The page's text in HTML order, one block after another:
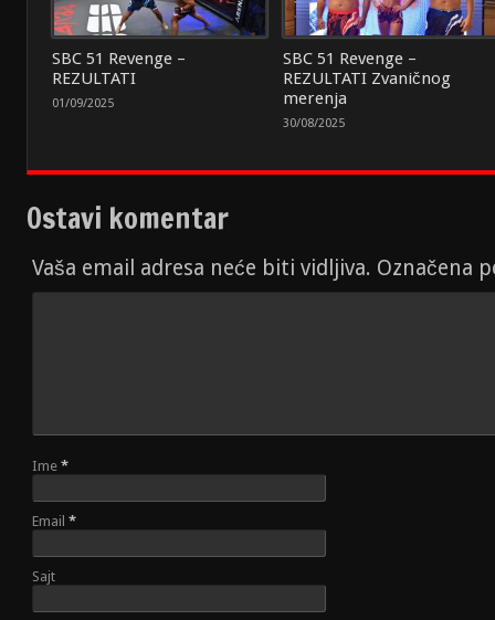
SBC 51 Revenge –
REZULTATI
01/09/2025
SBC 51 Revenge –
REZULTATI Zvaničnog
merenja
30/08/2025
Ostavi komentar
Vaša email adresa neće biti vidljiva. Označena
Ime *
Email *
Sajt